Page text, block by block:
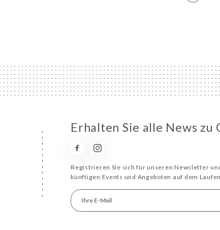
Erhalten Sie alle News zu
Registrieren Sie sich für unseren Newsletter
künftigen Events und Angeboten auf dem